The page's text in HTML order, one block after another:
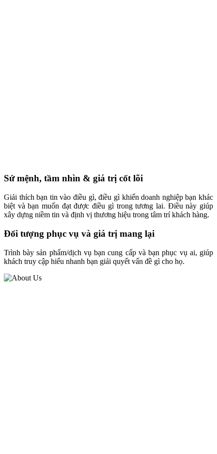
Sứ mệnh, tầm nhìn & giá trị cốt lõi
Giải thích bạn tin vào điều gì, điều gì khiến doanh nghiệp bạn khác
biệt và bạn muốn đạt được điều gì trong tương lai. Điều này giúp
xây dựng niềm tin và định vị thương hiệu trong tâm trí khách hàng.
Đối tượng phục vụ và giá trị mang lại
Trình bày sản phẩm/dịch vụ bạn cung cấp và bạn phục vụ ai, giúp
khách truy cập hiểu nhanh bạn giải quyết vấn đề gì cho họ.